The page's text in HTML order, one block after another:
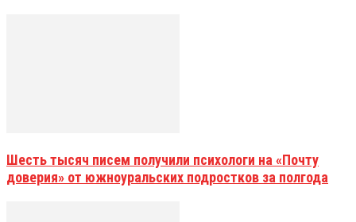
Шесть тысяч писем получили психологи на «Почту
доверия» от южноуральских подростков за полгода